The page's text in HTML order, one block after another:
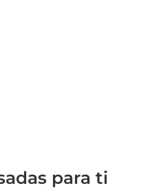
para ti